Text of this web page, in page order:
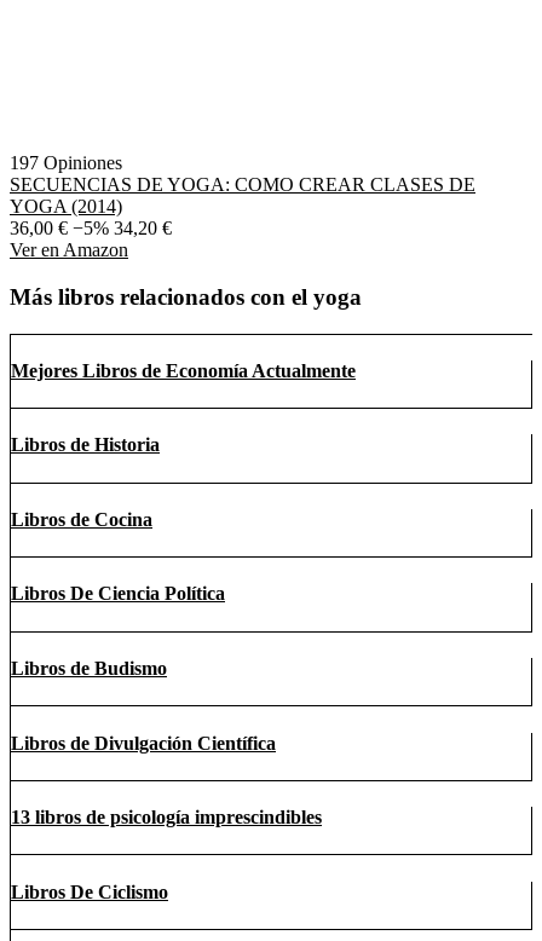
197 Opiniones
SECUENCIAS DE YOGA: COMO CREAR CLASES DE
YOGA (2014)
36,00 € −5% 34,20 €
Ver en Amazon
Más libros relacionados con el yoga
Mejores Libros de Economía Actualmente
Libros de Historia
Libros de Cocina
Libros De Ciencia Política
Libros de Budismo
Libros de Divulgación Científica
13 libros de psicología imprescindibles
Libros De Ciclismo